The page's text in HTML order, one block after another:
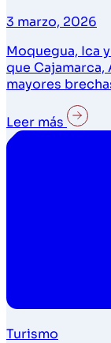
3 marzo, 2026
Moquegua, Ica
que Cajamarca,
mayores
Leer más
Turismo